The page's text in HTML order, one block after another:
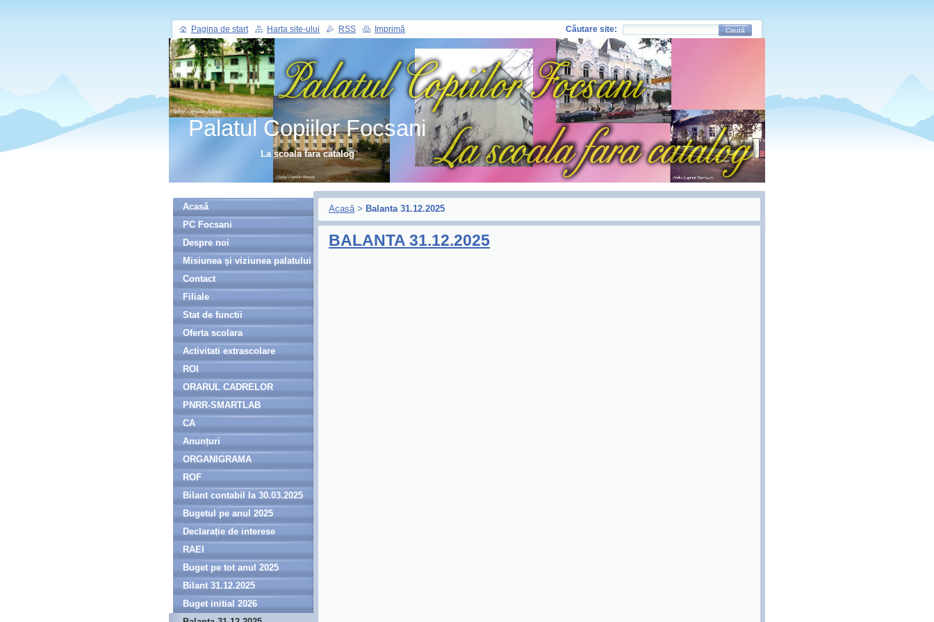
Palatul Copiilor Focsani
La scoala fara catalog
Acasă > Balanta 31.12.2025
BALANTA 31.12.2025
Acasă
PC Focsani
Despre noi
Misiunea şi viziunea palatului
Contact
Filiale
Stat de functii
Oferta scolara
Activitati extrascolare
ROI
ORARUL CADRELOR
DIDACTICE
PNRR-SMARTLAB
CA
Anunțuri
ORGANIGRAMA
ROF
Bilant contabil la 30.03.2025
Bugetul pe anul 2025
Declarație de interese
RAEI
Buget pe tot anul 2025
Bilant 31.12.2025
Buget initial 2026
Pagina de start Harta site-ului RSS Imprimă Căutare site: Caută